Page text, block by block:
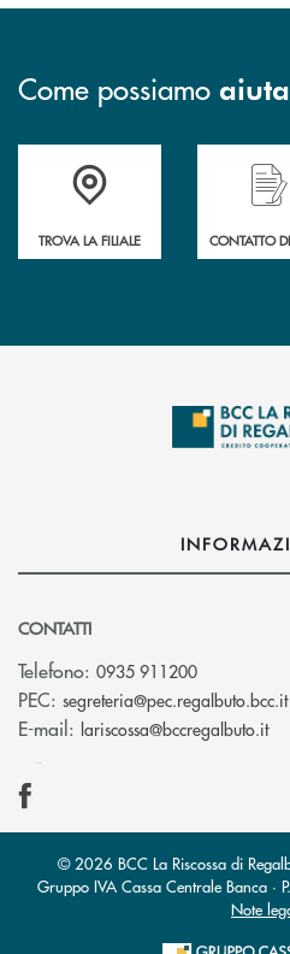
Come possiamo
Accedi all' elenco completo delle
TROVA LA FILIALE
Hai
CONTATTO
CONTATTI
Telefono: 0935 911200
PEC: segreteria@pec.regalbuto.bcc.it
E-mail: lariscossa@bccregalbuto.it
© 2026 BCC La Riscossa di
Gruppo IVA Cassa Centrale Banca
Note